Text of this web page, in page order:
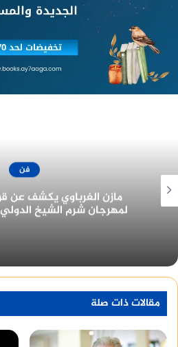
فن
جزيرة غمام يحتل نصيب
القاهرة للدراما في دورته
مقالات ذات صلة